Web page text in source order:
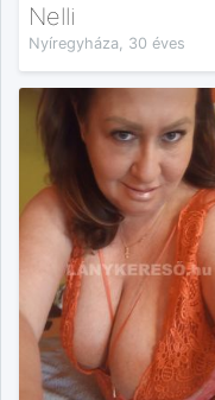
Nelli
Nyíregyháza, 30 éves